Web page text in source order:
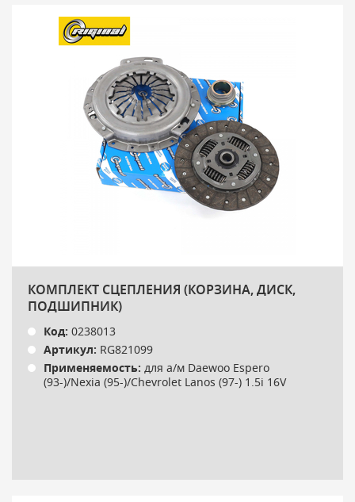
КОМПЛЕКТ СЦЕПЛЕНИЯ (КОРЗИНА, ДИСК,
ПОДШИПНИК)
Код: 0238013
Артикул: RG821099
Применяемость: для а/м Daewoo Espero
(93-)/Nexia (95-)/Chevrolet Lanos (97-) 1.5i 16V